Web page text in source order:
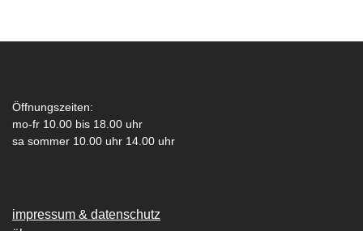
Öffnungszeiten:
mo-fr 10.00 bis 18.00 uhr
sa sommer 10.00 uhr 14.00 uhr
impressum & datenschutz